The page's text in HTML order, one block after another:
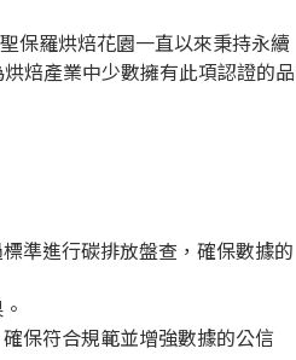
保羅烘焙花園一直以來秉持永續
烘焙產業中少數擁有此項認證的品
準進行碳排放盤查，確保數據的
保符合規範並增強數據的公信